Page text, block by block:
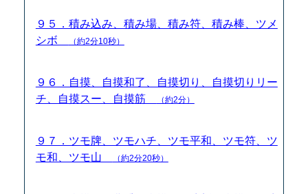
９５．積み込み、積み場、積み符、積み棒、ツメ
シボ
（約2分10秒）
９６．自摸、自摸和了、自摸切り、自摸切りリー
チ、自摸スー、自摸筋
（約2分）
９７．ツモ牌、ツモハチ、ツモ平和、ツモ符、ツ
モ和、ツモ山
（約2分20秒）